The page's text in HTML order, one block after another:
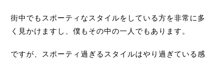
街中でもスポーティなスタイルをしている方を非常に多
く見かけますし、僕もその中の一人でもあります。
ですが、スポーティ過ぎるスタイルはやり過ぎている感